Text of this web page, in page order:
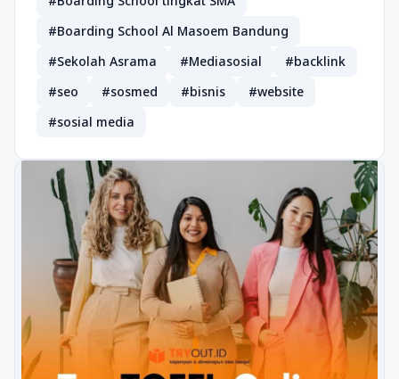
#Boarding School Al Masoem Bandung
#Sekolah Asrama
#Mediasosial
#backlink
#seo
#sosmed #bisnis
#website
#sosial media